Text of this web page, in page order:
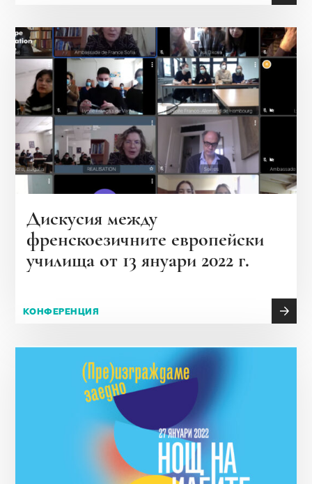
Дискусия между
френскоезичните европейски
училища от 13 януари 2022 г.
КОНФЕРЕНЦИЯ